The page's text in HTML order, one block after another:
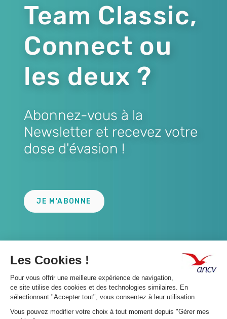
Team Classic,
Connect ou
les deux ?
Abonnez-vous à la
Newsletter et recevez votre
dose d'évasion !
JE M'ABONNE